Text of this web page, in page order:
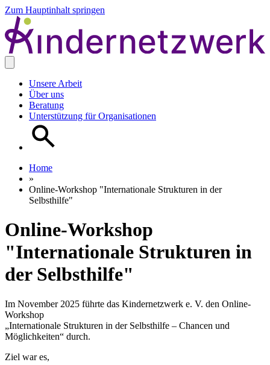
Zum Hauptinhalt springen
Unsere Arbeit
Über uns
Beratung
Unterstützung für Organisationen
Home
»
Online-Workshop "Internationale Strukturen in der
Selbsthilfe"
Online-Workshop
"Internationale Strukturen in
der Selbsthilfe"
Im November 2025 führte das Kindernetzwerk e. V. den Online-
Workshop
„Internationale Strukturen in der Selbsthilfe – Chancen und
Möglichkeiten“ durch.
Ziel war es,